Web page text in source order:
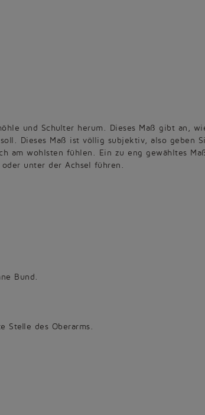
und Schulter herum. Dieses Maß gibt an,
Dieses Maß ist völlig subjektiv, also geben
am wohlsten fühlen. Ein zu eng gewähltes
unter der Achsel führen.
Bund.
Stelle des Oberarms.